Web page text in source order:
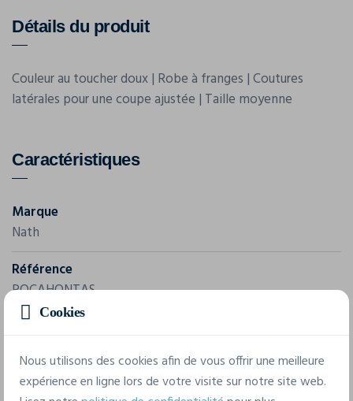
Détails du produit
Couleur au toucher doux | Robe à franges | Coutures
latérales pour une coupe ajustée | Taille moyenne
Caractéristiques
Marque
Nath
Référence
POCAHONTAS
Composition
Cookies
Nous utilisons des cookies afin de vous offrir une meilleure
expérience en ligne lors de votre visite sur notre site web.